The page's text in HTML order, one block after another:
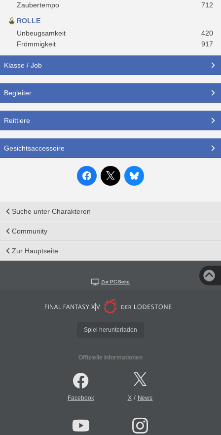
Zaubertempo
712
ROLLE
Unbeugsamkeit
420
Frömmigkeit
917
Klasse / Job
Begleiter
Reittiere
Gesichtsaccessoire
Suche unter Charakteren
Community
Zur Hauptseite
Zur PC-Seite
Spiel herunterladen
Offizielle Informationen
Facebook X/ News